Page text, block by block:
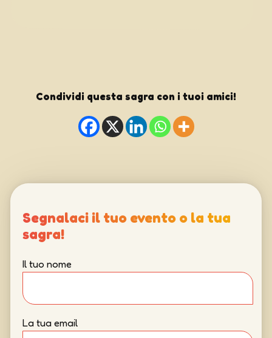
Condividi questa sagra con i tuoi amici!
Segnalaci il tuo evento o la tua
sagra!
Il tuo nome
La tua email